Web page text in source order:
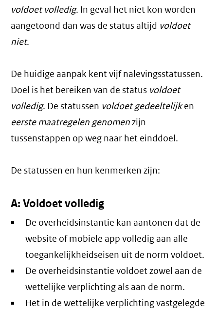
voldoet volledig. In geval het niet kon worden
aangetoond dan was de status altijd voldoet
niet.
De huidige aanpak kent vijf nalevingsstatussen.
Doel is het bereiken van de status voldoet
volledig. De statussen voldoet gedeeltelijken
eerste maatregelen genomenzijn
tussenstappen op weg naar het einddoel.
De statussen en hun kenmerken zijn:
A: Voldoet volledig
De overheidsinstantie kan aantonen dat de
website of mobiele app volledig aan alle
toegankelijkheidseisen uit de norm voldoet.
De overheidsinstantie voldoet zowel aan de
wettelijke verplichting als aan de norm.
Het in de wettelijke verplichting vastgelegde